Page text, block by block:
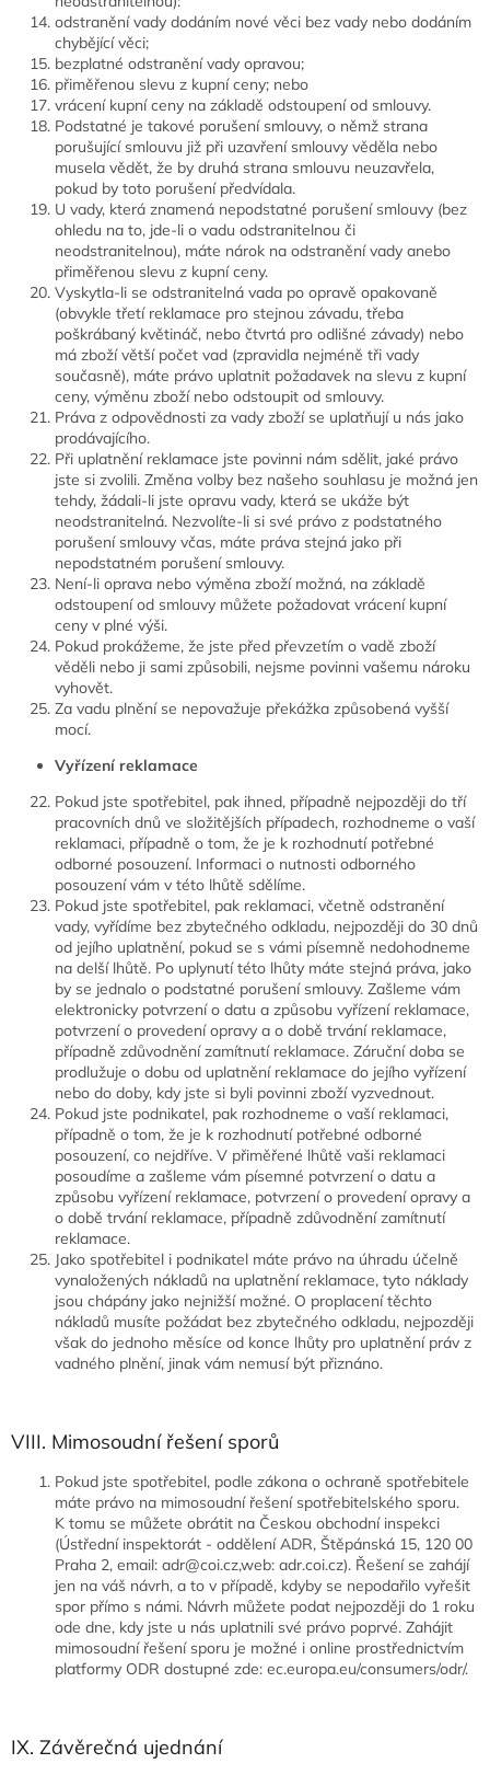
odstranění vady dodáním nové věci bez vady nebo dodáním
chybějící věci;
bezplatné odstranění vady opravou;
přiměřenou slevu z kupní ceny; nebo
vrácení kupní ceny na základě odstoupení od smlouvy.
Podstatné je takové porušení smlouvy, o němž strana
porušující smlouvu již při uzavření smlouvy věděla nebo
musela vědět, že by druhá strana smlouvu neuzavřela,
pokud by toto porušení předvídala.
U vady, která znamená nepodstatné porušení smlouvy (bez
ohledu na to, jde-li o vadu odstranitelnou či
neodstranitelnou), máte nárok na odstranění vady anebo
přiměřenou slevu z kupní ceny.
Vyskytla-li se odstranitelná vada po opravě opakovaně
(obvykle třetí reklamace pro stejnou závadu, třeba
poškrábaný květináč, nebo čtvrtá pro odlišné závady) nebo
má zboží větší počet vad (zpravidla nejméně tři vady
současně), máte právo uplatnit požadavek na slevu z kupní
ceny, výměnu zboží nebo odstoupit od smlouvy.
Práva z odpovědnosti za vady zboží se uplatňují u nás jako
prodávajícího.
Při uplatnění reklamace jste povinni nám sdělit, jaké právo
jste si zvolili. Změna volby bez našeho souhlasu je možná jen
tehdy, žádali-li jste opravu vady, která se ukáže být
neodstranitelná. Nezvolíte-li si své právo z podstatného
porušení smlouvy včas, máte práva stejná jako při
nepodstatném porušení smlouvy.
Není-li oprava nebo výměna zboží možná, na základě
odstoupení od smlouvy můžete požadovat vrácení kupní
ceny v plné výši.
Pokud prokážeme, že jste před převzetím o vadě zboží
věděli nebo ji sami způsobili, nejsme povinni vašemu nároku
vyhovět.
Za vadu plnění se nepovažuje překážka způsobená vyšší
mocí.
Vyřízení reklamace
Pokud jste spotřebitel, pak ihned, případně nejpozději do tří
pracovních dnů ve složitějších případech, rozhodneme o vaší
reklamaci, případně o tom, že je k rozhodnutí potřebné
odborné posouzení. Informaci o nutnosti odborného
posouzení vám v této lhůtě sdělíme.
Pokud jste spotřebitel, pak reklamaci, včetně odstranění
vady, vyřídíme bez zbytečného odkladu, nejpozději do 30 dnů
od jejího uplatnění, pokud se s vámi písemně nedohodneme
na delší lhůtě. Po uplynutí této lhůty máte stejná práva, jako
by se jednalo o podstatné porušení smlouvy. Zašleme vám
elektronicky potvrzení o datu a způsobu vyřízení reklamace,
potvrzení o provedení opravy a o době trvání reklamace,
případně zdůvodnění zamítnutí reklamace. Záruční doba se
prodlužuje o dobu od uplatnění reklamace do jejího vyřízení
nebo do doby, kdy jste si byli povinni zboží vyzvednout.
Pokud jste podnikatel, pak rozhodneme o vaší reklamaci,
případně o tom, že je k rozhodnutí potřebné odborné
posouzení, co nejdříve. V přiměřené lhůtě vaši reklamaci
posoudíme a zašleme vám písemné potvrzení o datu a
způsobu vyřízení reklamace, potvrzení o provedení opravy a
o době trvání reklamace, případně zdůvodnění zamítnutí
reklamace.
Jako spotřebitel i podnikatel máte právo na úhradu účelně
vynaložených nákladů na uplatnění reklamace, tyto náklady
jsou chápány jako nejnižší možné. O proplacení těchto
nákladů musíte požádat bez zbytečného odkladu, nejpozději
však do jednoho měsíce od konce lhůty pro uplatnění práv z
vadného plnění, jinak vám nemusí být přiznáno.
VIII. Mimosoudní řešení sporů
Pokud jste spotřebitel, podle zákona o ochraně spotřebitele
máte právo na mimosoudní řešení spotřebitelského sporu.
K tomu se můžete obrátit na Českou obchodní inspekci
(Ústřední inspektorát - oddělení ADR, Štěpánská 15, 120 00
Praha 2, email: adr@coi.cz,web: adr.coi.cz). Řešení se zahájí
jen na váš návrh, a to v případě, kdyby se nepodařilo vyřešit
spor přímo s námi. Návrh můžete podat nejpozději do 1 roku
ode dne, kdy jste u nás uplatnili své právo poprvé. Zahájit
mimosoudní řešení sporu je možné i online prostřednictvím
platformy ODR dostupné zde: ec.europa.eu/consumers/odr/.
IX. Závěrečná ujednání